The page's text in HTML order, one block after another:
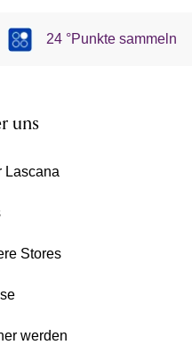
24 °Punkte sammeln
uns
Lascana
Stores
werden